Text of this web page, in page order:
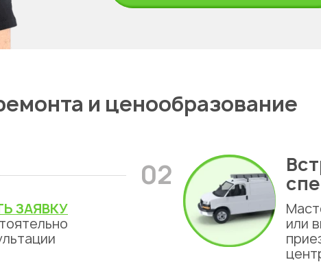
и ценообразование
ЗАЯВКУ
02
или